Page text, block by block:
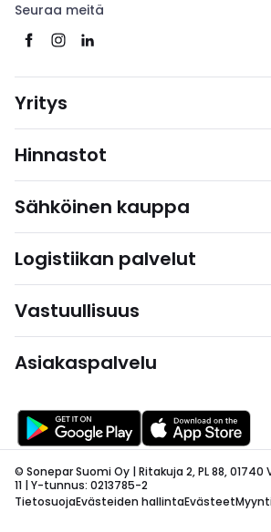
Seuraa meitä
Yritys
Hinnastot
Sähköinen kauppa
Logistiikan palvelut
Vastuullisuus
Asiakaspalvelu
© Sonepar Suomi Oy | Ritakuja 2, PL 88, 01740
11 | Y-tunnus: 0213785-2
TietosuojaEvästeiden hallintaEvästeet